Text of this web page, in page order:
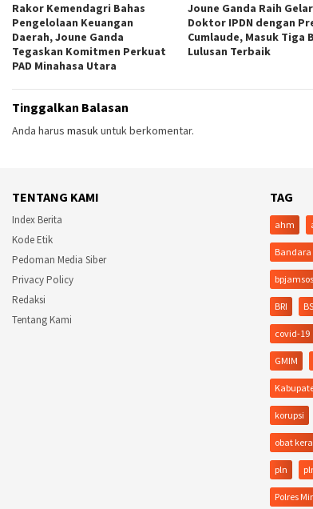
Rakor Kemendagri Bahas
Pengelolaan Keuangan
Daerah, Joune Ganda
Tegaskan Komitmen Perkuat
PAD Minahasa Utara
Joune Ganda Raih Gelar
Doktor IPDN dengan
Cumlaude, Masuk Tiga
Lulusan Terbaik
Tinggalkan Balasan
Anda harus masukuntuk berkomentar.
TENTANG KAMI
Index Berita
Kode Etik
Pedoman Media Siber
Privacy Policy
Redaksi
Tentang Kami
TAG
ahm
Bandara
BRI
covid-19
GMIM
korupsi
obat
pln
Polres